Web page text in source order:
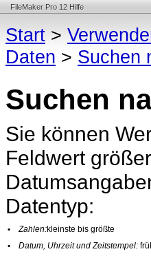
FileMaker Pro 12 Hilfe
Start >
Daten > Suchen
Suchen
Sie können
Feldwert
Datentyp:
• Zahlen:kleinste bis größte
•
Datum, Uhrzeit und Zeitstempel: